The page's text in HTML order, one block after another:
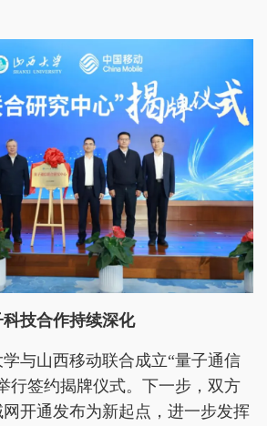
技合作持续深化
与山西移动联合成立“量子通信
行签约揭牌仪式。下一步，双方
开通发布为新起点，进一步发挥